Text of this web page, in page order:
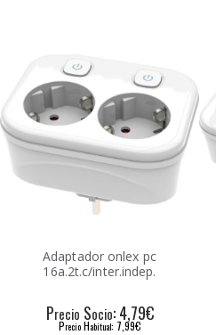
Adaptador onlex pc
16a.2t.c/inter.indep.
Precio Socio: 4,79€
PrecioHabitual: 7,99€